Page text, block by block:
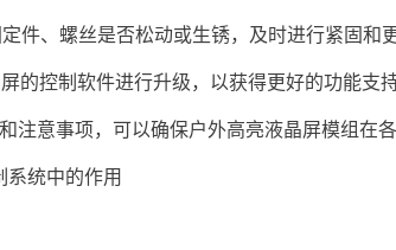
、螺丝是否松动或生锈，及时进行紧固和更
控制软件进行升级，以获得更好的功能支持
意事项，可以确保户外高亮液晶屏模组在
系统中的作用